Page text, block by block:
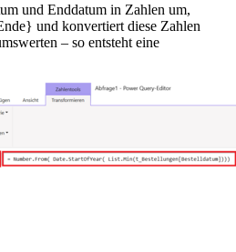
und Enddatum in Zahlen um,
und konvertiert diese Zahlen
– so entsteht eine